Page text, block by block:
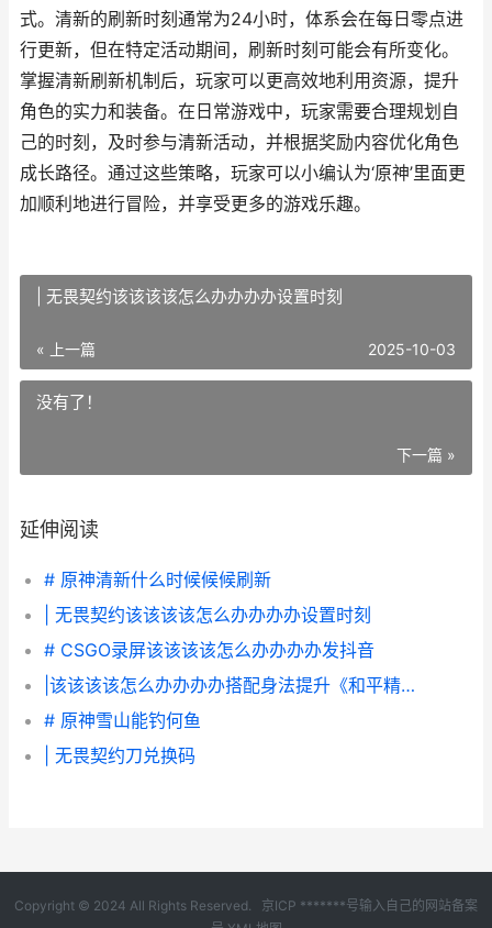
式。清新的刷新时刻通常为24小时，体系会在每日零点进
行更新，但在特定活动期间，刷新时刻可能会有所变化。
掌握清新刷新机制后，玩家可以更高效地利用资源，提升
角色的实力和装备。在日常游戏中，玩家需要合理规划自
己的时刻，及时参与清新活动，并根据奖励内容优化角色
成长路径。通过这些策略，玩家可以小编认为‘原神’里面更
加顺利地进行冒险，并享受更多的游戏乐趣。
| 无畏契约该该该该怎么办办办办设置时刻
« 上一篇 2025-10-03
没有了！
下一篇 »
延伸阅读
# 原神清新什么时候候候刷新
| 无畏契约该该该该怎么办办办办设置时刻
# CSGO录屏该该该该怎么办办办办发抖音
|该该该该怎么办办办办搭配身法提升《和平精英》竞技水平|
# 原神雪山能钓何鱼
| 无畏契约刀兑换码
Copyright © 2024 All Rights Reserved. 京ICP *******号输入自己的网站备案